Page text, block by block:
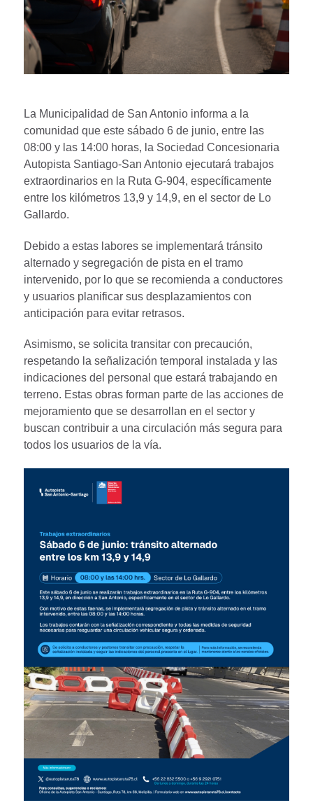
La Municipalidad de San Antonio informa a la
comunidad que este sábado 6 de junio, entre las
08:00 y las 14:00 horas, la Sociedad Concesionaria
Autopista Santiago-San Antonio ejecutará trabajos
extraordinarios en la Ruta G-904, específicamente
entre los kilómetros 13,9 y 14,9, en el sector de Lo
Gallardo.
Debido a estas labores se implementará tránsito
alternado y segregación de pista en el tramo
intervenido, por lo que se recomienda a conductores
y usuarios planificar sus desplazamientos con
anticipación para evitar retrasos.
Asimismo, se solicita transitar con precaución,
respetando la señalización temporal instalada y las
indicaciones del personal que estará trabajando en
terreno. Estas obras forman parte de las acciones de
mejoramiento que se desarrollan en el sector y
buscan contribuir a una circulación más segura para
todos los usuarios de la vía.